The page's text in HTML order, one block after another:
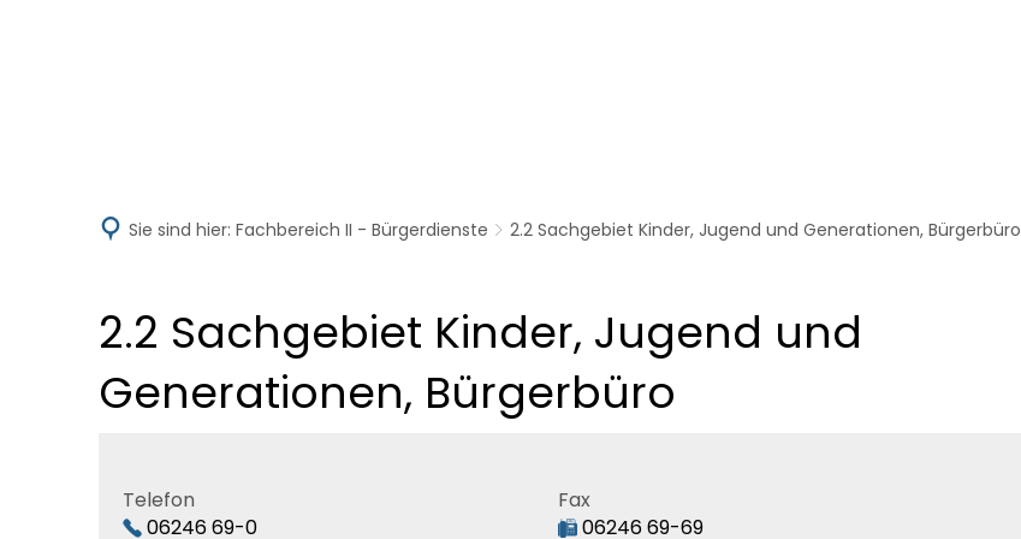
Sie sind hier: Fachbereich II - Bürgerdienste 2.2 Sachgebiet Kinder, Jugend und Generationen, Bürgerbüro
2.2 Sachgebiet Kinder, Jugend und
Generationen, Bürgerbüro
Telefon
06246 69-0
Fax
06246 69-69